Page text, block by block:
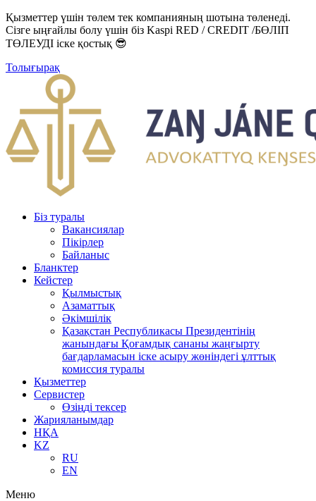
Қызметтер үшін төлем тек компанияның шотына төленеді.
Сізге ыңғайлы болу үшін біз Kaspi RED / CREDIT /БӨЛІП
ТӨЛЕУДІ іске қостық 😎
Толығырақ
Біз туралы
Вакансиялар
Пікірлер
Байланыс
Бланктер
Кейстер
Қылмыстық
Азаматтық
Әкімшілік
Қазақстан Республикасы Президентінің
жанындағы Қоғамдық сананы жаңғырту
бағдарламасын іске асыру жөніндегі ұлттық
комиссия туралы
Қызметтер
Сервистер
Өзіңді тексер
Жарияланымдар
НҚА
KZ
RU
EN
Меню